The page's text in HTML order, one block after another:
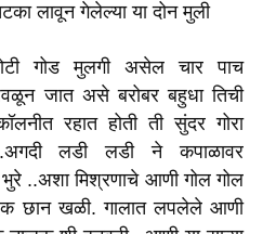
लावून गेलेल्या या दोन मुली
गोड मुलगी असेल चार पाच
जात असे बरोबर बहुधा तिची
रहात होती ती सुंदर गोरा
लडी लडी ने कपाळावर
..अशा मिश्रणाचे आणी गोल गोल
एक छान खळी. गालात लपलेले आणी